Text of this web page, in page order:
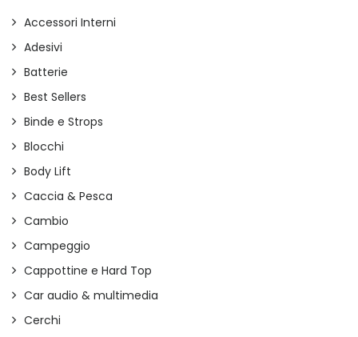
Accessori Interni
Adesivi
Batterie
Best Sellers
Binde e Strops
Blocchi
Body Lift
Caccia & Pesca
Cambio
Campeggio
Cappottine e Hard Top
Car audio & multimedia
Cerchi